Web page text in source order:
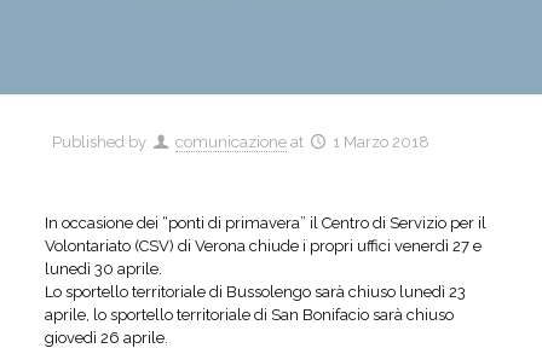
Published by comunicazione at 1 Marzo 2018
In occasione dei “ponti di primavera” il Centro di Servizio per il
Volontariato (CSV) di Verona chiude i propri uffici venerdì 27 e
lunedì 30 aprile.
Lo sportello territoriale di Bussolengo sarà chiuso lunedì 23
aprile, lo sportello territoriale di San Bonifacio sarà chiuso
giovedì 26 aprile.